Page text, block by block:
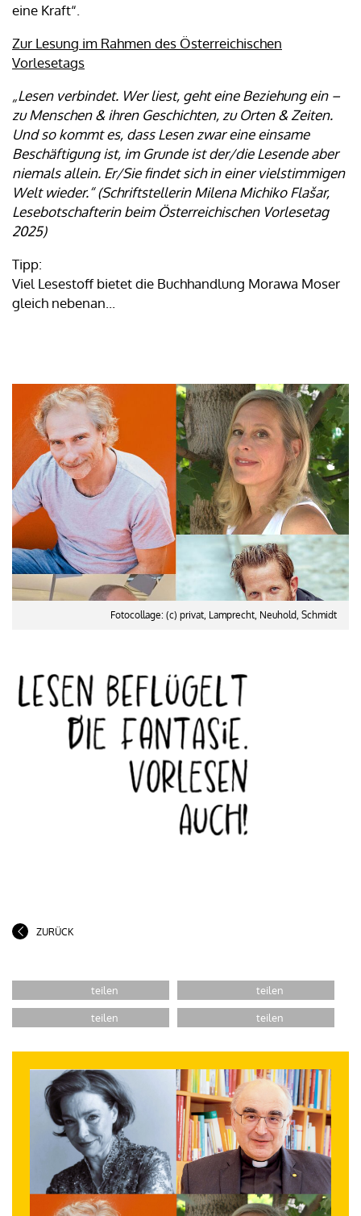
eine Kraft“.
Zur Lesung im Rahmen des Österreichischen
Vorlesetags
„Lesen verbindet. Wer liest, geht eine Beziehung ein –
zu Menschen & ihren Geschichten, zu Orten & Zeiten.
Und so kommt es, dass Lesen zwar eine einsame
Beschäftigung ist, im Grunde ist der/die Lesende aber
niemals allein. Er/Sie findet sich in einer vielstimmigen
Welt wieder.“ (Schriftstellerin Milena Michiko Flašar,
Lesebotschafterin beim Österreichischen Vorlesetag
2025)
Tipp:
Viel Lesestoff bietet die Buchhandlung Morawa Moser
gleich nebenan...
Fotocollage: (c) privat, Lamprecht, Neuhold, Schmidt
ZURÜCK